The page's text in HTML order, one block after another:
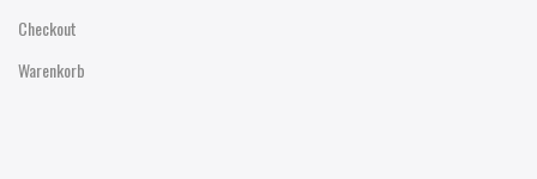
Checkout
Warenkorb